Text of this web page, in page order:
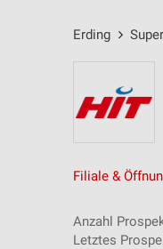
Erding
Filiale &
Anzahl
Letztes